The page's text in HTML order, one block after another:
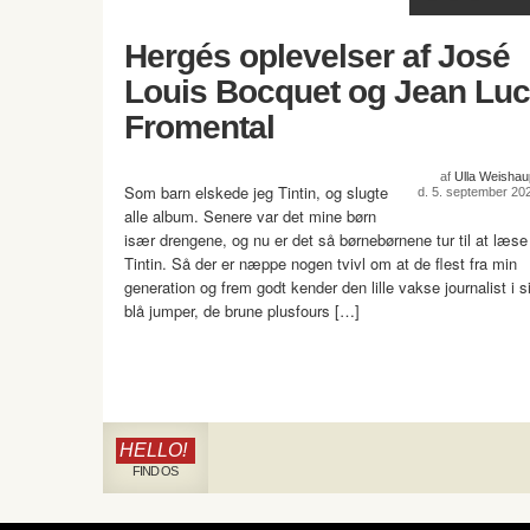
Hergés oplevelser af José
Louis Bocquet og Jean Luc
Fromental
af Ulla
d. 5. september
Som barn elskede jeg Tintin, og slugte
alle album. Senere var det mine børn
især drengene, og nu er det så børnebørnene tur til at læse
Tintin. Så der er næppe nogen tvivl om at de flest fra min
generation og frem godt kender den lille vakse journalist i
blå jumper, de brune plusfours […]
HELLO!
FIND OS